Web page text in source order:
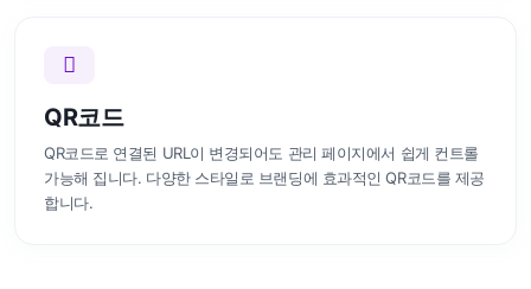
QR코드
QR코드로 연결된 URL이 변경되어도 관리 페이지에서 쉽게 컨트롤
가능해 집니다. 다양한 스타일로 브랜딩에 효과적인 QR코드를 제공
합니다.